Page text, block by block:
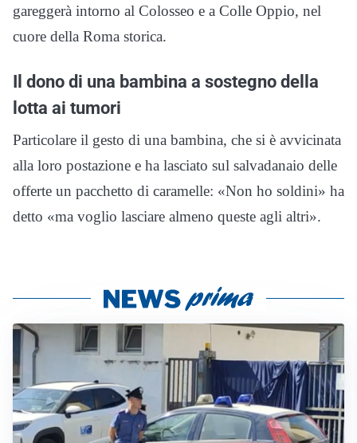
gareggerà intorno al Colosseo e a Colle Oppio, nel
cuore della Roma storica.
Il dono di una bambina a sostegno della
lotta ai tumori
Particolare il gesto di una bambina, che si è avvicinata
alla loro postazione e ha lasciato sul salvadanaio delle
offerte un pacchetto di caramelle: «Non ho soldini» ha
detto «ma voglio lasciare almeno queste agli altri».